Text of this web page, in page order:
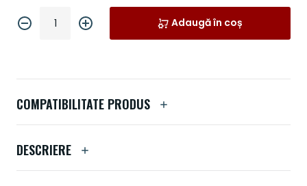
Adaugă în coș
COMPATIBILITATE PRODUS
DESCRIERE